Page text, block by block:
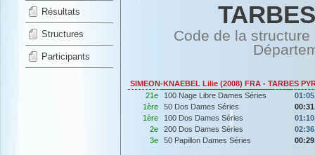
Résultats
Structures
Participants
Code de la
SIMEON-KNAEBEL Lilie (2008) FRA - TARBES
21e
100 Nage Libre Dames Séries
1ère
50 Dos Dames Séries
1ère
100 Dos Dames Séries
2e
200 Dos Dames Séries
3e
50 Papillon Dames Séries